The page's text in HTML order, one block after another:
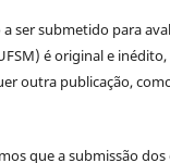
ser submetido para
é original e
outra publicação,
que a submissão